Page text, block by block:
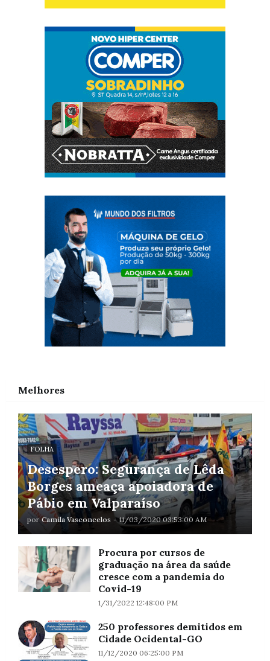
Melhores
FOLHA
Desespero: Segurança de Lêda
Borges ameaça apoiadora de
Pábio em Valparaíso
por Camila Vasconcelos - 11/03/2020 03:53:00 AM
Procura por cursos de
graduação na área da saúde
cresce com a pandemia do
Covid-19
1/31/2022 12:48:00 PM
250 professores demitidos em
Cidade Ocidental-GO
11/12/2020 06:25:00 PM